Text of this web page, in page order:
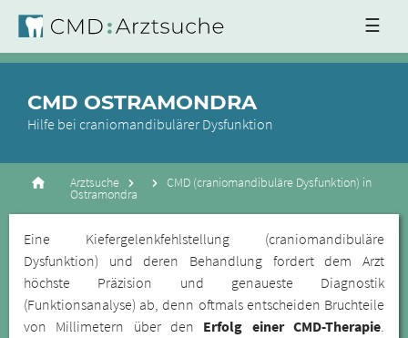
☰
CMD OSTRAMONDRA
Hilfe bei craniomandibulärer Dysfunktion
Arztsuche CMD (craniomandibuläre Dysfunktion) in
Ostramondra
Eine Kiefergelenkfehlstellung (craniomandibuläre
Dysfunktion) und deren Behandlung fordert dem Arzt
höchste Präzision und genaueste Diagnostik
(Funktionsanalyse) ab, denn oftmals entscheiden Bruchteile
von Millimetern über den Erfolg einer CMD-Therapie.